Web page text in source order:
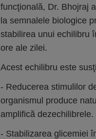
funcţională, Dr. Bhojraj
la semnalele biologice
stabilirea unui echilibru
ore ale zilei.
Acest echilibru este
- Reducerea stimulilor
organismul produce
amplifică dezechilibrele.
- Stabilizarea glicemiei